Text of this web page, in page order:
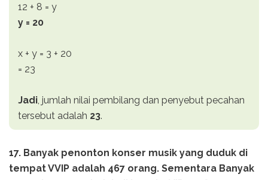
12 + 8 = y
y = 20
x + y = 3 + 20
= 23
Jadi , jumlah nilai pembilang dan penyebut pecahan
tersebut adalah 23.
17. Banyak penonton konser musik yang duduk di
tempat VVIP adalah 467 orang. Sementara Banyak